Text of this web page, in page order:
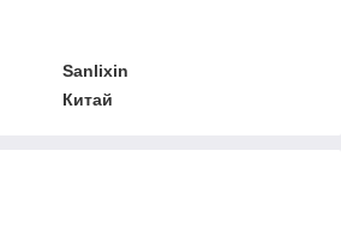
Sanlixin
Китай